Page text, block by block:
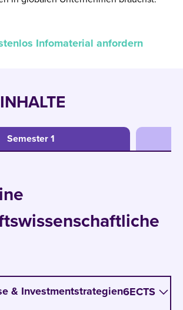
Infomaterial anfordern
Semester 1
& Investmentstrategien6ECTS